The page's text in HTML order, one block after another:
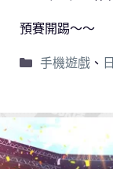
預賽開踢～～
手機遊戲、